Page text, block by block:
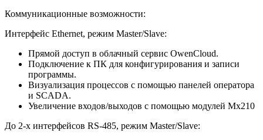
Коммуникационные возможности:
Интерфейс Ethernet, режим Master/Slave:
Прямой доступ в облачный сервис OwenCloud.
Подключение к ПК для конфигурирования и записи
программы.
Визуализация процессов с помощью панелей оператора
и SCADA.
Увеличение входов/выходов с помощью модулей Мх210
До 2-х интерфейсов RS-485, режим Master/Slave: